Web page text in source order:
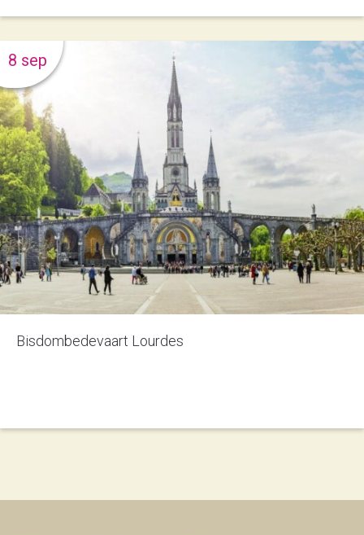
Bisdombedevaart Lourdes
8 sep